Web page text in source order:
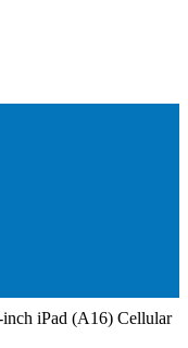
iPad (A16) Cellular